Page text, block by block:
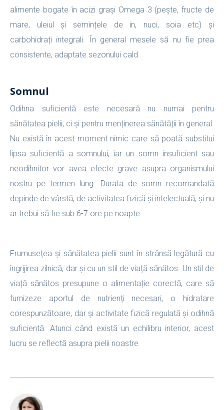
alimente bogate în acizi grași Omega 3 (pește, fructe de
mare, uleiul și semințele de in, nuci, soia etc) și
carbohidrați integrali. În general mesele să nu fie prea
consistente, adaptate sezonului cald.
Somnul
Odihna suficientă este necesară nu numai pentru
sănătatea pielii, ci și pentru menținerea sănătății în general.
Nu există în acest moment nimic care să poată substitui
lipsa suficientă a somnului, iar un somn insuficient sau
neodihnitor vor avea efecte grave asupra organismului
nostru pe termen lung. Durata de somn recomandată
depinde de vârstă, de activitatea fizică și intelectuală, și nu
ar trebui să fie sub 6-7 ore pe noapte.
Frumusețea și sănătatea pielii sunt în strânsă legătură cu
îngrijirea zilnică, dar și cu un stil de viață sănătos. Un stil de
viață sănătos presupune o alimentație corectă, care să
furnizeze aportul de nutrienți necesari, o hidratare
corespunzătoare, dar și activitate fizică regulată și odihnă
suficientă. Atunci când există un echilibru interior, acest
lucru se reflectă asupra pielii noastre.